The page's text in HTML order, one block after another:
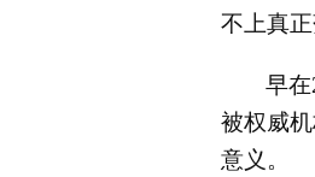
不上真
早在
被权威
意义。